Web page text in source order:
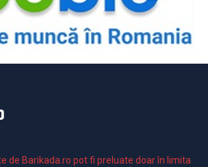
de Barikada.ro pot fi preluate doar în limita